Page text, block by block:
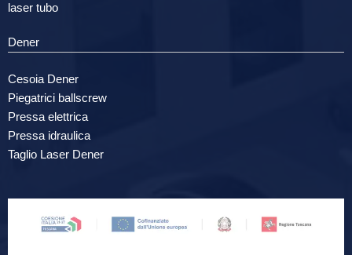
laser tubo
Dener
Cesoia Dener
Piegatrici ballscrew
Pressa elettrica
Pressa idraulica
Taglio Laser Dener